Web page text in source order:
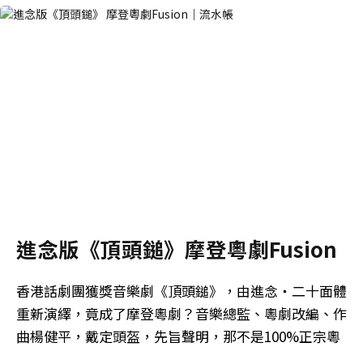
進念版《頂頭鎚》摩登粵劇Fusion
香港話劇團獲獎音樂劇《頂頭鎚》，由進念・二十面體
重新演繹，竟成了摩登粵劇？音樂總監、粵劇改編、作
曲楊健平，戴定頭盔，先旨聲明，那不是100%正宗粵